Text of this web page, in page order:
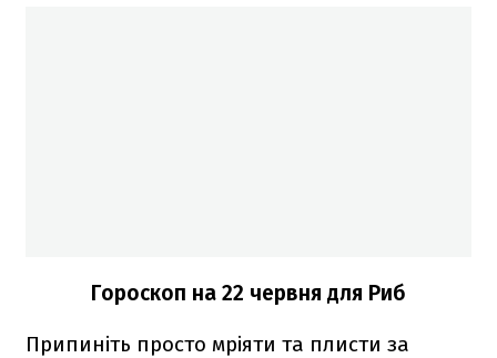
Гороскоп на 22 червня для Риб
Припиніть просто мріяти та плисти за